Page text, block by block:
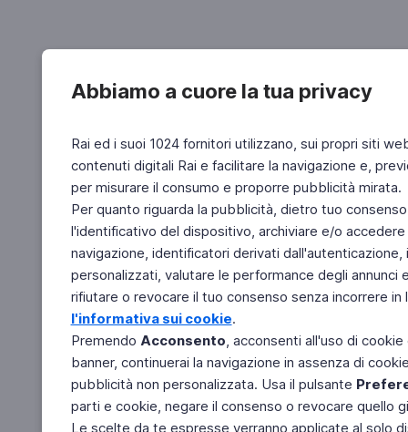
Abbiamo a cuore la tua privacy
Rai ed i suoi 1024 fornitori utilizzano, sui propri siti
contenuti digitali Rai e facilitare la navigazione e,
per misurare il consumo e proporre pubblicità mirata.
Per quanto riguarda la pubblicità, dietro tuo
l'identificativo del dispositivo, archiviare e/o
navigazione, identificatori derivati
personalizzati, valutare le performance degli
rifiutare o revocare il tuo consenso senza incorrere
l'informativa sui cookie.
Premendo Acconsento, acconsenti all'uso di
banner, continuerai la navigazione in assenza di
pubblicità non personalizzata. Usa il pulsante
parti e cookie, negare il consenso o revocare quello
Le scelte da te espresse verranno applicate al solo